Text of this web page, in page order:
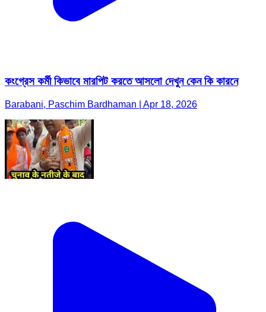
কংগ্রেস কর্মী কিভাবে মারপিট করতে আসলো দেখুন কেন কি কারনে
Barabani, Paschim Bardhaman | Apr 18, 2026